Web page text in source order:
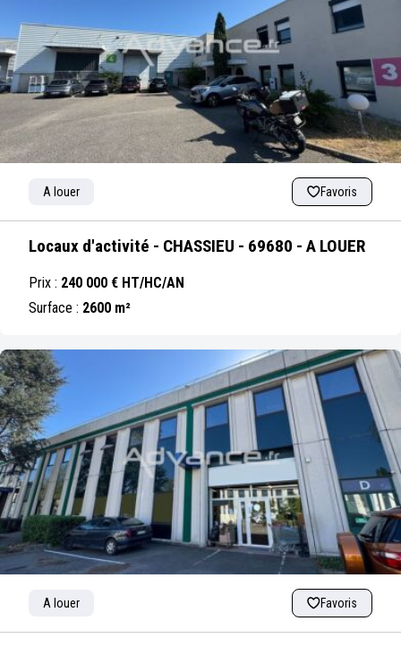
A louer Favoris
Locaux d'activité - CHASSIEU - 69680 - A LOUER
Prix : 240 000 € HT/HC/AN
Surface : 2600 m²
A louer Favoris